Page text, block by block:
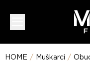
HOME / Muškarci /